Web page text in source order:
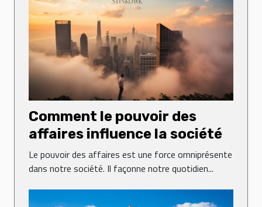
Comment le pouvoir des
affaires influence la société
Le pouvoir des affaires est une force omniprésente
dans notre société. Il façonne notre quotidien...